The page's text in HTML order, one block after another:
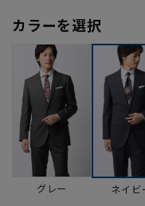
カラーを選択
グレー ネイビ